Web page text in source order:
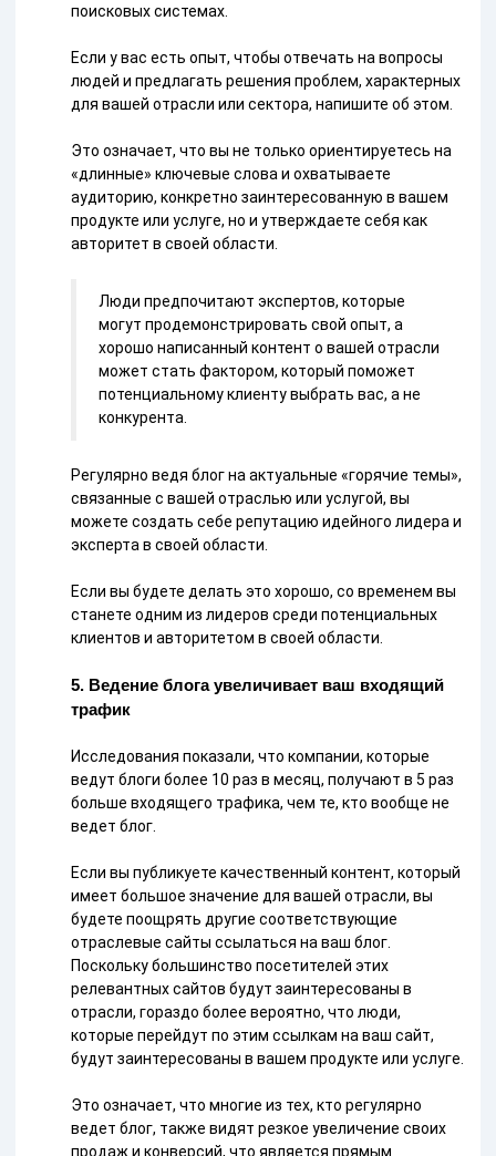
поисковых системах.
Если у вас есть опыт, чтобы отвечать на вопросы
людей и предлагать решения проблем, характерных
для вашей отрасли или сектора, напишите об этом.
Это означает, что вы не только ориентируетесь на
«длинные» ключевые слова и охватываете
аудиторию, конкретно заинтересованную в вашем
продукте или услуге, но и утверждаете себя как
авторитет в своей области.
Люди предпочитают экспертов, которые
могут продемонстрировать свой опыт, а
хорошо написанный контент о вашей отрасли
может стать фактором, который поможет
потенциальному клиенту выбрать вас, а не
конкурента.
Регулярно ведя блог на актуальные «горячие темы»,
связанные с вашей отраслью или услугой, вы
можете создать себе репутацию идейного лидера и
эксперта в своей области.
Если вы будете делать это хорошо, со временем вы
станете одним из лидеров среди потенциальных
клиентов и авторитетом в своей области.
5. Ведение блога увеличивает ваш входящий
трафик
Исследования показали, что компании, которые
ведут блоги более 10 раз в месяц, получают в 5 раз
больше входящего трафика, чем те, кто вообще не
ведет блог.
Если вы публикуете качественный контент, который
имеет большое значение для вашей отрасли, вы
будете поощрять другие соответствующие
отраслевые сайты ссылаться на ваш блог.
Поскольку большинство посетителей этих
релевантных сайтов будут заинтересованы в
отрасли, гораздо более вероятно, что люди,
которые перейдут по этим ссылкам на ваш сайт,
будут заинтересованы в вашем продукте или услуге.
Это означает, что многие из тех, кто регулярно
ведет блог, также видят резкое увеличение своих
продаж и конверсий, что является прямым